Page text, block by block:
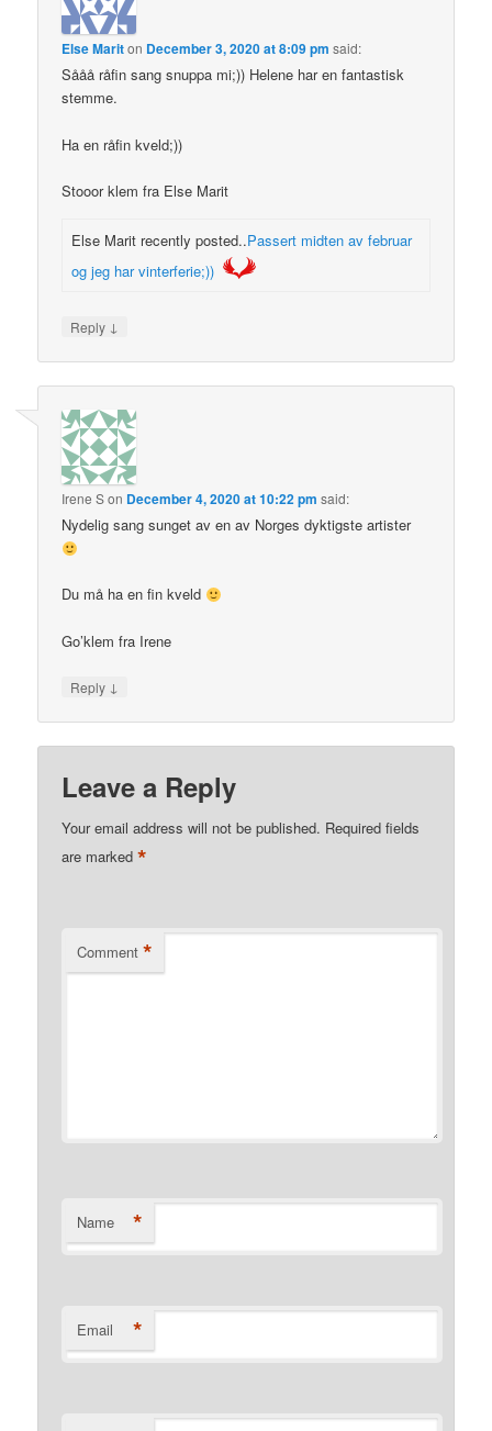
Else Mariton December 3, 2020 at 8:09 pm said:
Sååå råfin sang snuppa mi;)) Helene har en fantastisk
stemme.
Ha en råfin kveld;))
Stooor klem fra Else Marit
Else Marit recently posted..Passert midten av februar
og jeg har vinterferie;))
Reply ↓
Irene Son December 4, 2020 at 10:22 pm said:
Nydelig sang sunget av en av Norges dyktigste artister
Du må ha en fin kveld
Go’klem fra Irene
Reply ↓
Leave a Reply
Your email address will not be published. Required fields
are marked*
Comment *
Name *
Email *